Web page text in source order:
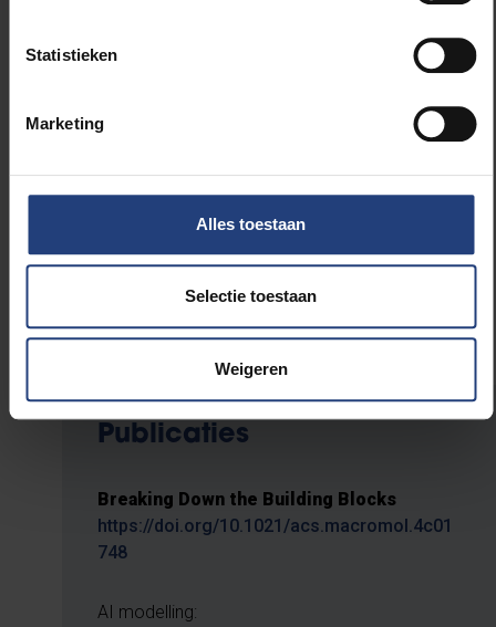
Statistieken
Marketing
Alles toestaan
Selectie toestaan
Weigeren
Publicaties
Breaking Down the Building Blocks
https://doi.org/10.1021/acs.macromol.4c01
748
AI modelling: